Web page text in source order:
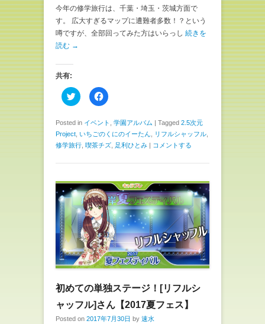
ウ
で
開
き
ま
今年の修学旅行は、千葉・埼玉・茨城方面で
す。 広大すぎるマップに遭難者多数！？という
噂ですが、全部回ってみた方はいらっし 続きを
読む →
共有:
ク
リ
し
て
T
w
i
t
r
で
共
有
(
新
し
い
ウ
ィ
ン
ド
ウ
で
き
ま
す
)
F
a
b
o
k
で
有
る
に
は
ク
リ
ッ
ク
し
て
く
だ
さ
い
(
し
い
ウ
ィ
ン
ド
Posted in イベント 学園アルバム | Tagged 2.5次元
Project いちごのくにのイーたん リフルシャッフル
修学旅行 喫茶チズ 足利ひとみ | コメントする
初めての単独ステージ！[リフルシ
ャッフル]さん【2017夏フェス】
Posted on 2017年7月30日 by 速水